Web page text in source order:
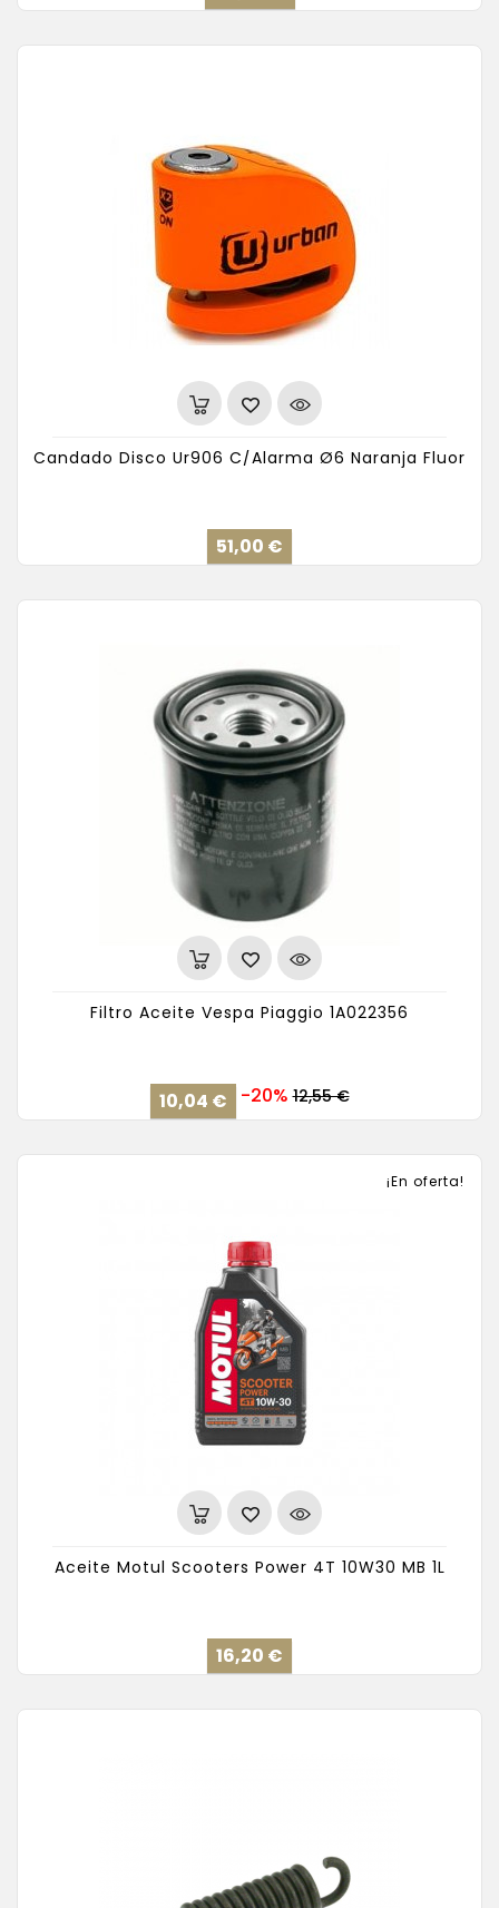
Candado Disco Ur906 C/Alarma Ø6 Naranja Fluor
51,00 €
Filtro Aceite Vespa Piaggio 1A022356
10,04 € Precio
base
-20% 12,55 €Precio
¡En oferta!
Aceite Motul Scooters Power 4T 10W30 MB 1L
16,20 €